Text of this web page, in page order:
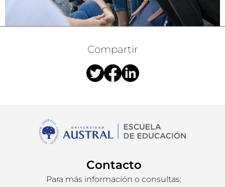
Compartir
Contacto
Para más información o consultas: